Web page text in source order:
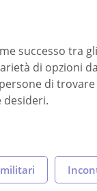
successo tra
di opzioni
di trovare